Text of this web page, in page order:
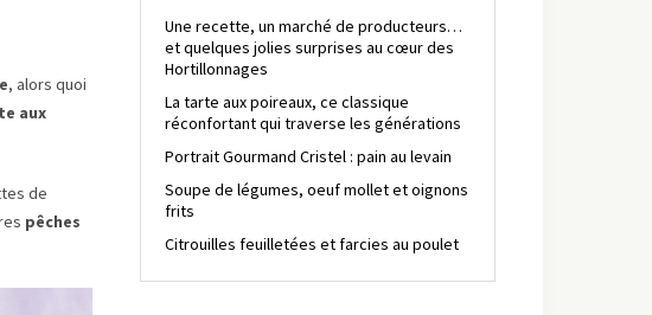
, alors quoi
aux
de
pêches
Une recette, un marché de producteurs…
et quelques jolies surprises au cœur des
Hortillonnages
La tarte aux poireaux, ce classique
réconfortant qui traverse les générations
Portrait Gourmand Cristel : pain au levain
Soupe de légumes, oeuf mollet et oignons
frits
Citrouilles feuilletées et farcies au poulet